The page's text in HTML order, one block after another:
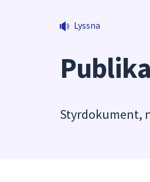
Lyssna
Styrdokument,